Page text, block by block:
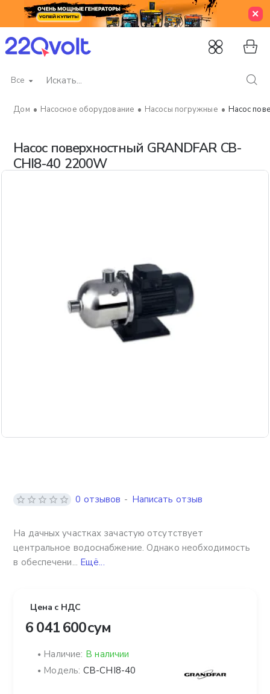
Все
Искать...
Насос поверхностный GRANDFAR CB-
CHI8-40 2200W
Насосное оборудование Насосы погружные Насос
На дачных участках зачастую отсутствует
центральное водоснабжение. Однако необходимость
в обеспечени... Ещё...
0 отзывов - Написать отзыв
Цена с НДС
6 041 600 сум
Наличие: В наличии
Модель: CB-CHI8-40